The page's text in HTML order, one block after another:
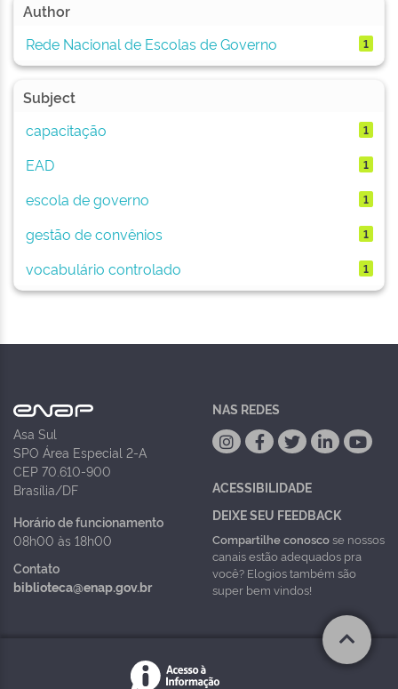
Author
Rede Nacional de Escolas de Governo
1
Subject
capacitação
1
EAD 1
escola de governo 1
gestão de convênios 1
vocabulário controlado 1
Asa Sul
SPO Área Especial 2-A
CEP 70.610-900
Brasília/DF
Horário de funcionamento
08h00 às 18h00
Contato
biblioteca@enap.gov.br
NAS REDES
ACESSIBILIDADE
DEIXE SEU FEEDBACK
Compartilhe conoscose nossos
canais estão adequados pra
você? Elogios também são
super bem vindos!